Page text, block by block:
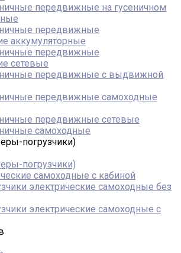
передвижные на гусеничном
передвижные
аккумуляторные
передвижные
сетевые
передвижные с выдвижной
передвижные самоходные
передвижные сетевые
самоходные
погрузчики)
погрузчики)
самоходные с кабиной
электрические самоходные без
электрические самоходные с